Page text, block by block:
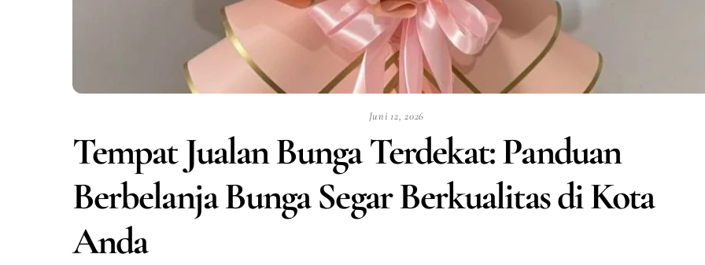
Juni 12, 2026
Tempat Jualan Bunga Terdekat: Panduan
Berbelanja Bunga Segar Berkualitas di Kota
Anda